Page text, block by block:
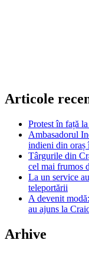
Articole
Protest în față
Ambasadorul
indieni din oraș
Târgurile din
cel mai frumos
La un service
teleportării
A devenit
au ajuns la
Arhive